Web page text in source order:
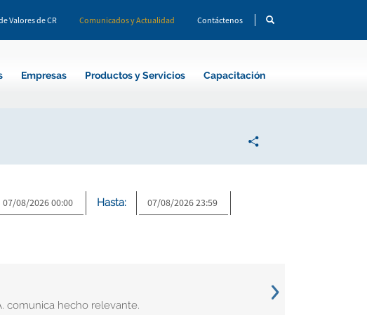
Valores de CR Comunicados y Actualidad Contáctenos
Empresas Productos y Servicios Capacitación
Hasta:
comunica hecho relevante.